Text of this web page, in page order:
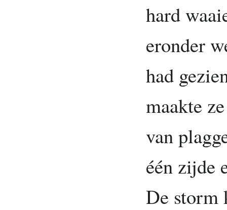
hard
eronder
had
maakte
van
één zijde
De storm